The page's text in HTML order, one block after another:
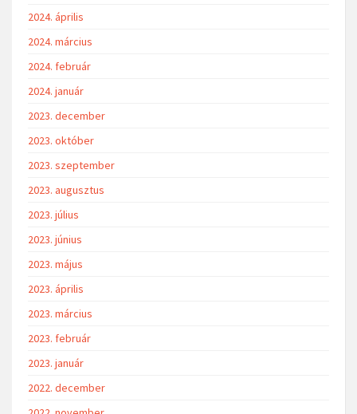
2024. április
2024. március
2024. február
2024. január
2023. december
2023. október
2023. szeptember
2023. augusztus
2023. július
2023. június
2023. május
2023. április
2023. március
2023. február
2023. január
2022. december